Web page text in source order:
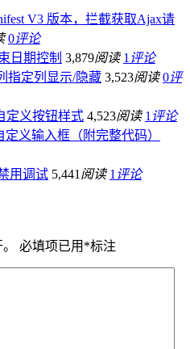
V3 版本，拦截获取Ajax请
0评论
日期控制 3,879阅读 1 评论
指定列显示/隐藏 3,523阅读 0评
定义按钮样式 4,523阅读 1 评论
义输入框（附完整代码）
用调试 5,441 阅读 1 评论
必填项已用 *标注